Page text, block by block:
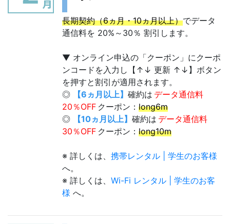
長期契約（6ヵ月・10ヵ月以上）でデータ
通信料を 20%～30％ 割引します。
▼ オンライン申込の「クーポン」にクーポ
ンコードを入力し【↑↓ 更新 ↑↓】ボタン
を押すと割引が適用されます。
◎
【6ヵ月以上】 確約は データ通信料
20％OFF クーポン：long6m
◎
【10ヵ月以上】 確約は データ通信料
30％OFF クーポン：long10m
※ 詳しくは、 携帯レンタル | 学生のお客様
へ。
※ 詳しくは、 Wi-Fi レンタル | 学生のお客
様 へ。